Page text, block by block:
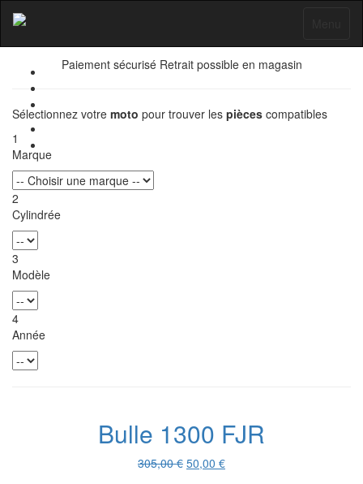
Paiement sécurisé Retrait possible en magasin
Sélectionnez votre moto pour trouver les pièces compatibles
1
Marque
2
Cylindrée
3
Modèle
4
Année
Bulle 1300 FJR
305,00€ Le
50,00 €Le